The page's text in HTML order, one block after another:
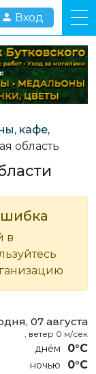
Вход
кафе,
область
в
07 августа
, ветер 0 м/сек
0°C
0°C